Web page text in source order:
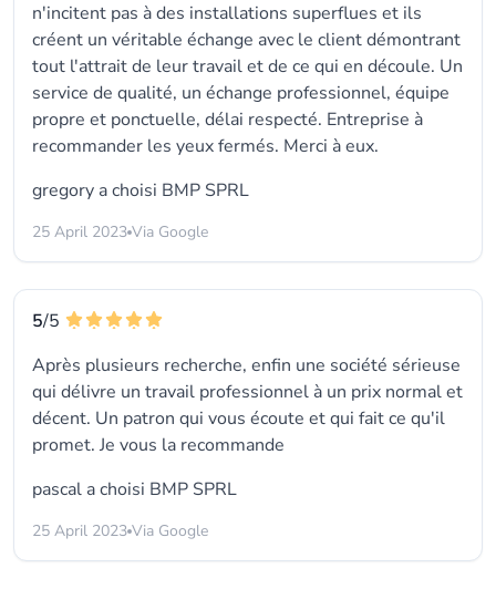
n'incitent pas à des installations superflues et ils
créent un véritable échange avec le client démontrant
tout l'attrait de leur travail et de ce qui en découle. Un
service de qualité, un échange professionnel, équipe
propre et ponctuelle, délai respecté. Entreprise à
recommander les yeux fermés. Merci à eux.
gregory a choisi BMP SPRL
25 April 2023 Via Google
5/5
Après plusieurs recherche, enfin une société sérieuse
qui délivre un travail professionnel à un prix normal et
décent. Un patron qui vous écoute et qui fait ce qu'il
promet. Je vous la recommande
pascal a choisi BMP SPRL
25 April 2023 Via Google